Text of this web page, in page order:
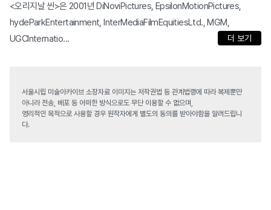
<오리지날 씬>은 2001년 DiNoviPictures, EpsilonMotionPictures,
hydeParkEntertainment, InterMediaFilmEquitiesLtd., MGM,
UGCInternatio...
더 보기
서울시립 미술아카이브 소장자료 이미지는 저작권법 등 관계법령에 따라 복제뿐만
아니라 전송, 배포 등 어떠한 방식으로도 무단 이용할 수 없으며,
영리적인 목적으로 사용할 경우 원작자에게 별도의 동의를 받아야함을 알려드립니
다.